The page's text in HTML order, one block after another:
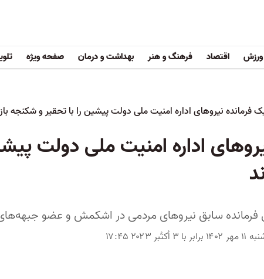
ورزش اقتصاد فرهنگ و هنر بهداشت و درمان صفحه ویژه
فرمانده نیروهای اداره امنیت ملی دولت پیشین را با تحقیر و شکنجه
اداره امنیت ملی دولت
سابق نیروهای مردمی در اشکمش و عضو
اُکتُبر ۲۰۲۳ ۱۷:۴۵